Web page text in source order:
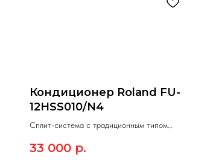
Кондиционер Roland FU-
12HSS010/N4
Сплит-система c традиционным типом
FAVORITE II.
33 000 р.